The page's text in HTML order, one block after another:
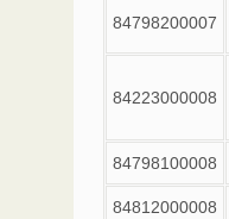
84798200007
84223000008
84798100008
84812000008